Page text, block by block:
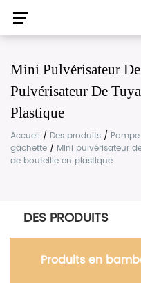
Mini Pulvérisateur
Pulvérisateur De
Plastique
Accueil / Des produits /
gâchette / Mini pulvérisateur
de bouteille en plastique
DES PRODUITS
Produits en